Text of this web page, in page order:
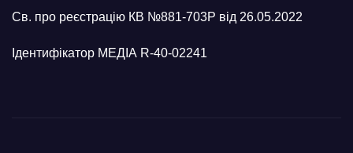
Св. про реєстрацію КВ №881-703Р від 26.05.2022
Ідентифікатор МЕДІА R-40-02241